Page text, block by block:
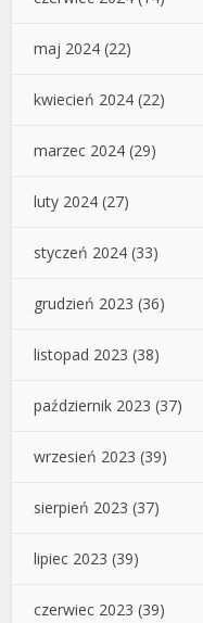
maj 2024 (22)
kwiecień 2024 (22)
marzec 2024 (29)
luty 2024 (27)
styczeń 2024 (33)
grudzień 2023 (36)
listopad 2023 (38)
październik 2023 (37)
wrzesień 2023 (39)
sierpień 2023 (37)
lipiec 2023 (39)
czerwiec 2023 (39)